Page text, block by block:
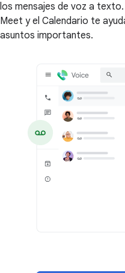
los mensajes de voz a
Meet y el Calendario te
asuntos importantes.